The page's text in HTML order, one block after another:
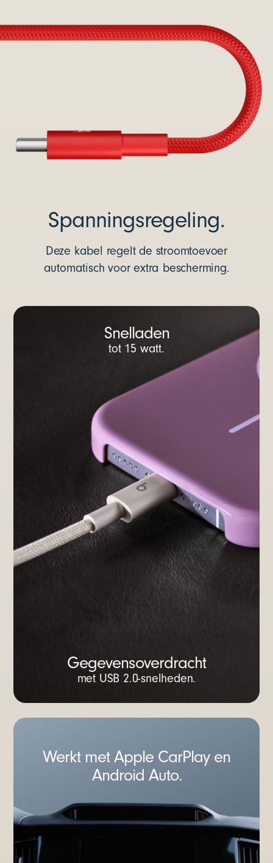
Spanningsregeling.
Deze kabel regelt de stroomtoevoer
automatisch voor extra bescherming.
Gegevensoverdracht
met USB 2.0-snelheden.
Snelladen
tot 15 watt.
Werkt met Apple CarPlay en
Android Auto.